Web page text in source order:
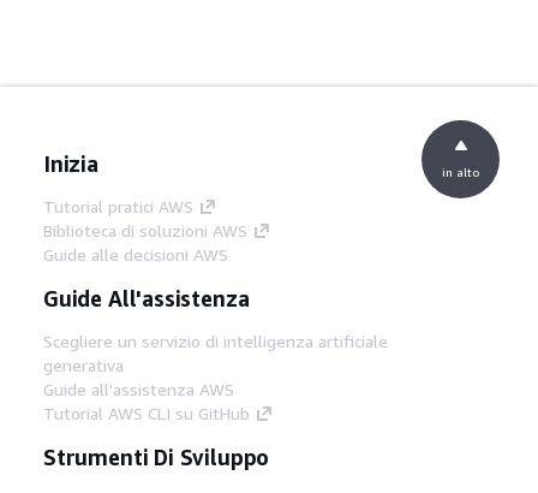
Inizia
Tutorial pratici AWS
Biblioteca di soluzioni AWS
Guide alle decisioni AWS
Guide All'assistenza
Scegliere un servizio di intelligenza artificiale
generativa
Guide all'assistenza AWS
Tutorial AWS CLI su GitHub
Strumenti Di Sviluppo
in alto